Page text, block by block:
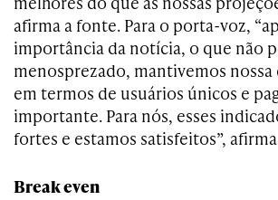
afirma a fonte. Para o porta-voz,
importância da notícia, o que não
menosprezado, mantivemos nossa
em termos de usuários únicos e
importante. Para nós, esses
fortes e estamos satisfeitos”,
Break even